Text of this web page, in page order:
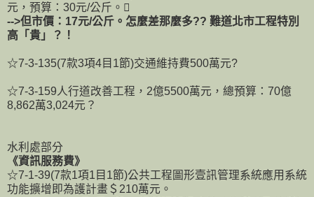
元，預算：30元/公斤。
-->但市價：17元/公斤。怎麼差那麼多?? 難道北市工程特別
高「貴」？！
☆7-3-135(7款3項4目1節)交通維持費500萬元?
☆7-3-159人行道改善工程，2億5500萬元，總預算：70億
8,862萬3,024元？
水利處部分
《資訊服務費》
☆7-1-39(7款1項1目1節)公共工程圖形壹訊管理系統應用系統
功能擴增即為護計畫＄210萬元。